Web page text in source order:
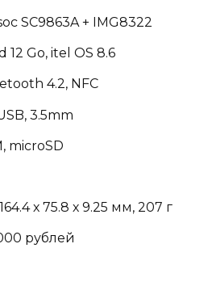
SC9863A + IMG8322
12 Go, itel OS 8.6
4.2, NFC
3.5mm
microSD
х 75.8 х 9.25 мм, 207 г
рублей